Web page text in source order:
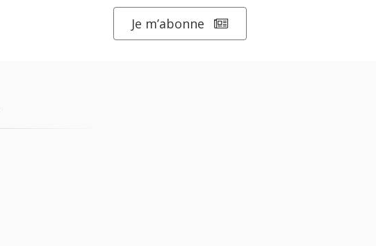
Je m’abonne